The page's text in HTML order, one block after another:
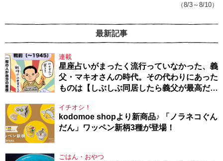
（8/3～8/10）
最新記事
連載
星座占いがまったく流行っていなかった、義
父・マキオさんの時代。その代わりにあった
ものは【しぶしぶ同居したら義父が最高だっ
イチオシ！
kodomoe shopより新商品♪ 「ノラネコぐん
だん」ワッペン新柄3種が登場！
ごはん・おやつ